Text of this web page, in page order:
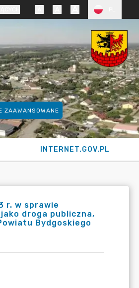
ZAAWANSOWANE
INTERNET.GOV.PL
r. w sprawie
droga publiczna,
Bydgoskiego